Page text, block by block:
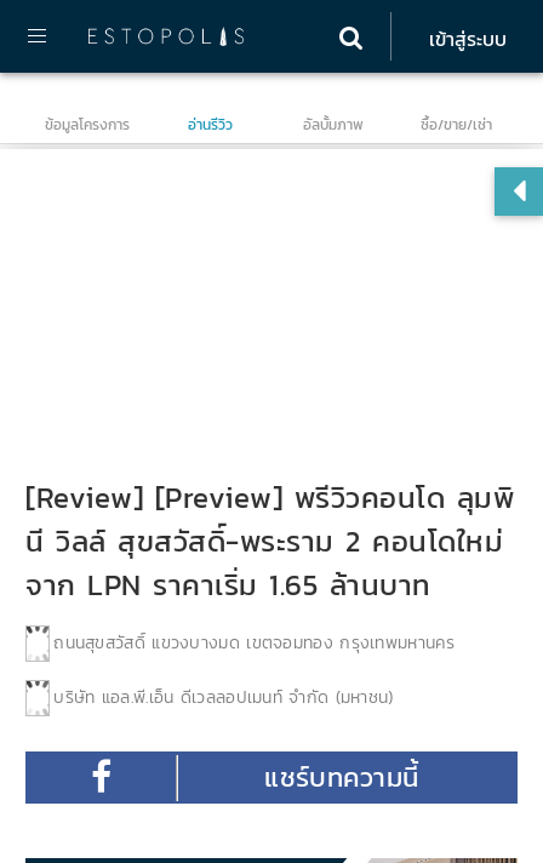
เข้าสู่ระบบ
ข้อมูลโครงการ อ่านรีวิว อัลบั้มภาพ ซื้อ/ขาย/เช่า
ลุ
พร
[Review] [Preview] พรีวิวคอนโด ลุมพิ
นี วิลล์ สุขสวัสดิ์-พระราม 2 คอนโดใหม่
จาก LPN ราคาเริ่ม 1.65 ล้านบาท
ถนนสุขสวัสดิ์ แขวงบางมด เขตจอมทอง กรุงเทพมหานคร
บริษัท แอล.พี.เอ็น ดีเวลลอปเมนท์ จำกัด (มหาชน)